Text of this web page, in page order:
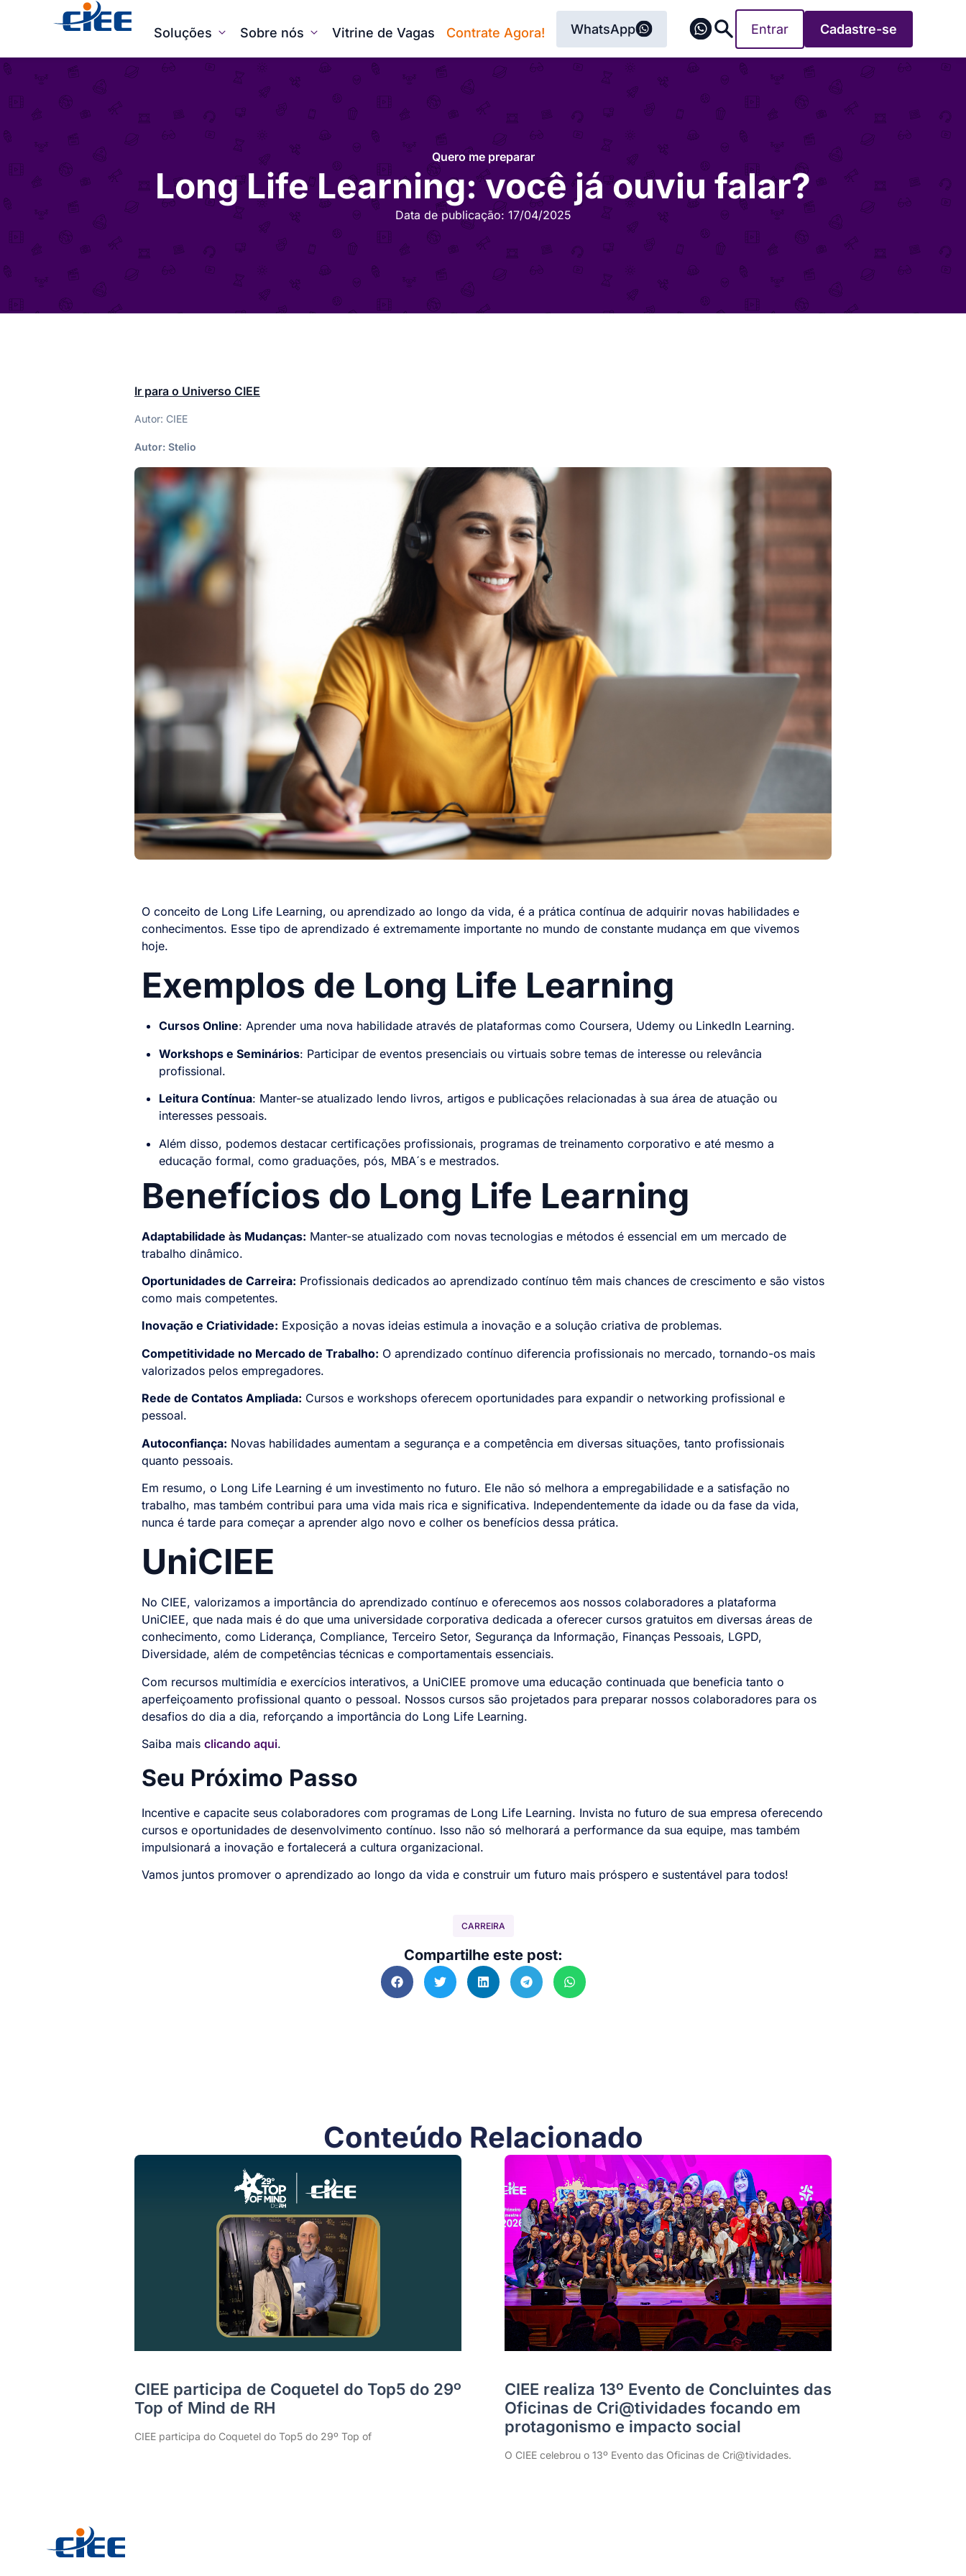
Soluções Sobre nós Vitrine de Vagas Contrate Agora! WhatsApp Entrar Cadastre-se
Quero me preparar
Long Life Learning: você já ouviu falar?
Data de publicação: 17/04/2025
Ir para o Universo CIEE
Autor: CIEE
Autor: Stelio
O conceito de Long Life Learning, ou aprendizado ao longo da vida, é a prática contínua de adquirir novas habilidades e
conhecimentos. Esse tipo de aprendizado é extremamente importante no mundo de constante mudança em que vivemos
hoje.
Exemplos de Long Life Learning
Cursos Online: Aprender uma nova habilidade através de plataformas como Coursera, Udemy ou LinkedIn Learning.
Workshops e Seminários: Participar de eventos presenciais ou virtuais sobre temas de interesse ou relevância
profissional.
Leitura Contínua: Manter-se atualizado lendo livros, artigos e publicações relacionadas à sua área de atuação ou
interesses pessoais.
Além disso, podemos destacar certificações profissionais, programas de treinamento corporativo e até mesmo a
educação formal, como graduações, pós, MBA´s e mestrados.
Benefícios do Long Life Learning
Adaptabilidade às Mudanças: Manter-se atualizado com novas tecnologias e métodos é essencial em um mercado de
trabalho dinâmico.
Oportunidades de Carreira: Profissionais dedicados ao aprendizado contínuo têm mais chances de crescimento e são vistos
como mais competentes.
Inovação e Criatividade: Exposição a novas ideias estimula a inovação e a solução criativa de problemas.
Competitividade no Mercado de Trabalho: O aprendizado contínuo diferencia profissionais no mercado, tornando-os mais
valorizados pelos empregadores.
Rede de Contatos Ampliada: Cursos e workshops oferecem oportunidades para expandir o networking profissional e
pessoal.
Autoconfiança: Novas habilidades aumentam a segurança e a competência em diversas situações, tanto profissionais
quanto pessoais.
Em resumo, o Long Life Learning é um investimento no futuro. Ele não só melhora a empregabilidade e a satisfação no
trabalho, mas também contribui para uma vida mais rica e significativa. Independentemente da idade ou da fase da vida,
nunca é tarde para começar a aprender algo novo e colher os benefícios dessa prática.
UniCIEE
No CIEE, valorizamos a importância do aprendizado contínuo e oferecemos aos nossos colaboradores a plataforma
UniCIEE, que nada mais é do que uma universidade corporativa dedicada a oferecer cursos gratuitos em diversas áreas de
conhecimento, como Liderança, Compliance, Terceiro Setor, Segurança da Informação, Finanças Pessoais, LGPD,
Diversidade, além de competências técnicas e comportamentais essenciais.
Com recursos multimídia e exercícios interativos, a UniCIEE promove uma educação continuada que beneficia tanto o
aperfeiçoamento profissional quanto o pessoal. Nossos cursos são projetados para preparar nossos colaboradores para os
desafios do dia a dia, reforçando a importância do Long Life Learning.
Saiba mais clicando aqui.
Seu Próximo Passo
Incentive e capacite seus colaboradores com programas de Long Life Learning. Invista no futuro de sua empresa oferecendo
cursos e oportunidades de desenvolvimento contínuo. Isso não só melhorará a performance da sua equipe, mas também
impulsionará a inovação e fortalecerá a cultura organizacional.
Vamos juntos promover o aprendizado ao longo da vida e construir um futuro mais próspero e sustentável para todos!
CARREIRA
Compartilhe este post:
Conteúdo Relacionado
CIEE participa de Coquetel do Top5 do 29º
Top of Mind de RH
CIEE participa do Coquetel do Top5 do 29º Top of
CIEE realiza 13º Evento de Concluintes das
Oficinas de Cri@tividades focando em
protagonismo e impacto social
O CIEE celebrou o 13º Evento das Oficinas de Cri@tividades.